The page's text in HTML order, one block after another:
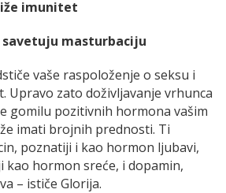
imunitet
masturbaciju
vaše raspoloženje o seksu i
Upravo zato doživljavanje vrhunca
gomilu pozitivnih hormona vašim
imati brojnih prednosti. Ti
poznatiji i kao hormon ljubavi,
hormon sreće, i dopamin,
– ističe Glorija.